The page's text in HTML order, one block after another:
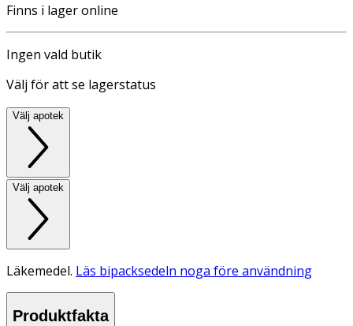
Finns i lager online
Ingen vald butik
Välj för att se lagerstatus
Välj apotek
Välj apotek
Läkemedel. Läs bipacksedeln noga före användning
Produktfakta